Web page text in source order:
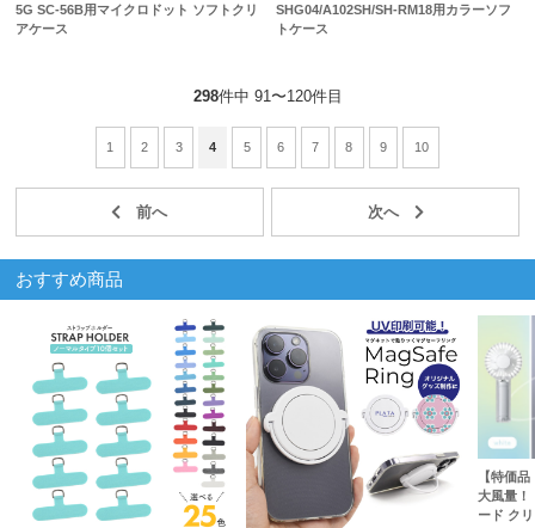
5G SC-56B用マイクロドット ソフトクリ
アケース
SHG04/A102SH/SH-RM18用カラーソフ
トケース
298件中 91〜120件目
1 2 3 4 5 6 7 8 9 10
おすすめ商品
【特価
大風量
ード ク